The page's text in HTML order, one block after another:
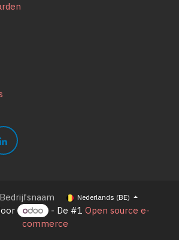
Nederlands (BE)
- De #1 Open source e-
commerce